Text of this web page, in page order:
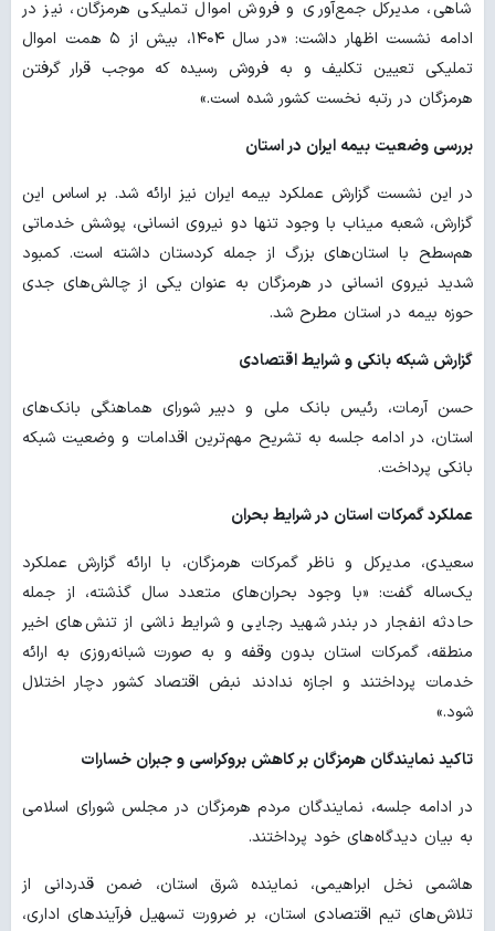
شاهی، مدیرکل جمع‌آوری و فروش اموال تملیکی هرمزگان، نیز در
ادامه نشست اظهار داشت: «در سال ۱۴۰۴، بیش از ۵ همت اموال
تملیکی تعیین تکلیف و به فروش رسیده که موجب قرار گرفتن
هرمزگان در رتبه نخست کشور شده است.»
بررسی وضعیت بیمه ایران در استان
در این نشست گزارش عملکرد بیمه ایران نیز ارائه شد. بر اساس این
گزارش، شعبه میناب با وجود تنها دو نیروی انسانی، پوشش خدماتی
هم‌سطح با استان‌های بزرگ از جمله کردستان داشته است. کمبود
شدید نیروی انسانی در هرمزگان به عنوان یکی از چالش‌های جدی
حوزه بیمه در استان مطرح شد.
گزارش شبکه بانکی و شرایط اقتصادی
حسن آرمات، رئیس بانک ملی و دبیر شورای هماهنگی بانک‌های
استان، در ادامه جلسه به تشریح مهم‌ترین اقدامات و وضعیت شبکه
بانکی پرداخت.
عملکرد گمرکات استان در شرایط بحران
سعیدی، مدیرکل و ناظر گمرکات هرمزگان، با ارائه گزارش عملکرد
یک‌ساله گفت: «با وجود بحران‌های متعدد سال گذشته، از جمله
حادثه انفجار در بندر شهید رجایی و شرایط ناشی از تنش‌های اخیر
منطقه، گمرکات استان بدون وقفه و به صورت شبانه‌روزی به ارائه
خدمات پرداختند و اجازه ندادند نبض اقتصاد کشور دچار اختلال
شود.»
تاکید نمایندگان هرمزگان بر کاهش بروکراسی و جبران خسارات
در ادامه جلسه، نمایندگان مردم هرمزگان در مجلس شورای اسلامی
به بیان دیدگاه‌های خود پرداختند.
هاشمی نخل ابراهیمی، نماینده شرق استان، ضمن قدردانی از
تلاش‌های تیم اقتصادی استان، بر ضرورت تسهیل فرآیندهای اداری،